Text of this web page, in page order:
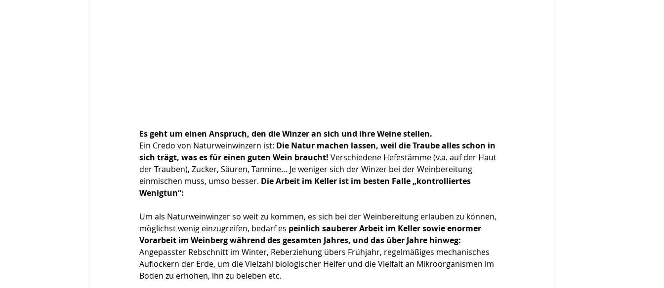
Es geht um einen Anspruch, den die Winzer an sich und ihre Weine stellen.
Ein Credo von Naturweinwinzern ist: Die Natur machen lassen, weil die Traube alles schon in
sich trägt, was es für einen guten Wein braucht! Verschiedene Hefestämme (v.a. auf der Haut
der Trauben), Zucker, Säuren, Tannine… Je weniger sich der Winzer bei der Weinbereitung
einmischen muss, umso besser. Die Arbeit im Keller ist im besten Falle „kontrolliertes
Wenigtun“:
Um als Naturweinwinzer so weit zu kommen, es sich bei der Weinbereitung erlauben zu können,
möglichst wenig einzugreifen, bedarf es peinlich sauberer Arbeit im Keller sowie enormer
Vorarbeit im Weinberg während des gesamten Jahres, und das über Jahre hinweg:
Angepasster Rebschnitt im Winter, Reberziehung übers Frühjahr, regelmäßiges mechanisches
Auflockern der Erde, um die Vielzahl biologischer Helfer und die Vielfalt an Mikroorganismen im
Boden zu erhöhen, ihn zu beleben etc.